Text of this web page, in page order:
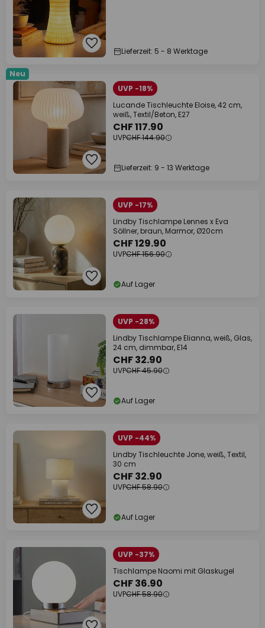
Lieferzeit: 5 - 8 Werktage
Neu
UVP -18%
Lucande Tischleuchte Eloise, 42 cm,
weiß, Textil/Beton, E27
CHF 117.90
UVPCHF 144.90
Lieferzeit: 9 - 13 Werktage
UVP -17%
Lindby Tischlampe Lennes x Eva
Söllner, braun, Marmor, Ø20cm
CHF 129.90
UVPCHF 156.90
Auf Lager
UVP -28%
Lindby Tischlampe Elianna, weiß, Glas,
24 cm, dimmbar, E14
CHF 32.90
UVPCHF 45.90
Auf Lager
UVP -44%
Lindby Tischleuchte Jone, weiß, Textil,
30 cm
CHF 32.90
UVPCHF 58.90
Auf Lager
UVP -37%
Tischlampe Naomi mit Glaskugel
CHF 36.90
UVPCHF 58.90